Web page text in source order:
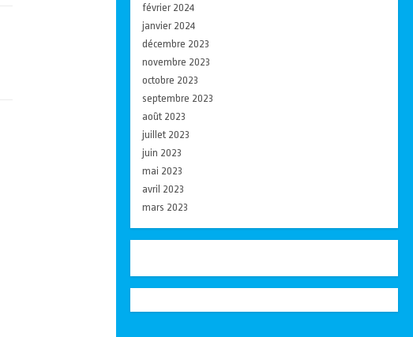
février 2024
janvier 2024
décembre 2023
novembre 2023
octobre 2023
septembre 2023
août 2023
juillet 2023
juin 2023
mai 2023
avril 2023
mars 2023